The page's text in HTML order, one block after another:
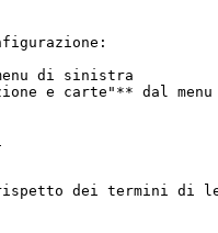
di sinistra
e carte"** dal menu
dei termini di